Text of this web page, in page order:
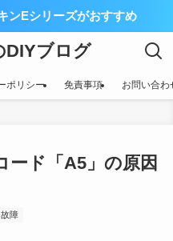
ンEシリーズがおすすめ
DIYブログ
ポリシー 免責事項 お問い合わ
ード「A5」の原因
故障